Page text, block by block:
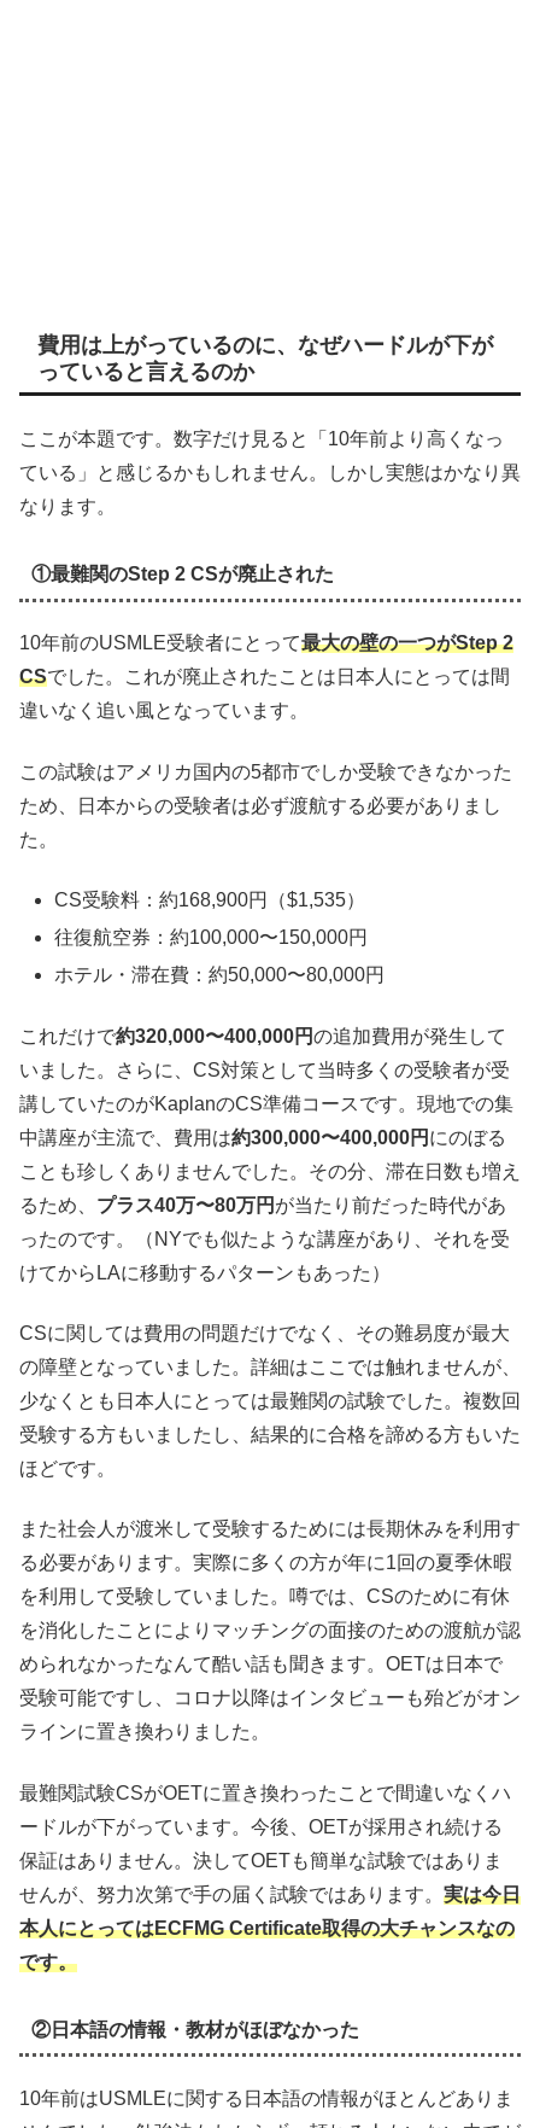
費用は上がっているのに、なぜハードルが下が
っていると言えるのか
ここが本題です。数字だけ見ると「10年前より高くなっ
ている」と感じるかもしれません。しかし実態はかなり異
なります。
①最難関のStep 2 CSが廃止された
10年前のUSMLE受験者にとって最大の壁の一つがStep 2
CSでした。これが廃止されたことは日本人にとっては間
違いなく追い風となっています。
この試験はアメリカ国内の5都市でしか受験できなかった
ため、日本からの受験者は必ず渡航する必要がありまし
た。
CS受験料：約168,900円（$1,535）
往復航空券：約100,000〜150,000円
ホテル・滞在費：約50,000〜80,000円
これだけで約320,000〜400,000円の追加費用が発生して
いました。さらに、CS対策として当時多くの受験者が受
講していたのがKaplanのCS準備コースです。現地での集
中講座が主流で、費用は約300,000〜400,000円 にのぼる
ことも珍しくありませんでした。その分、滞在日数も増え
るため、 プラス40万〜80万円 が当たり前だった時代があ
ったのです。（NYでも似たような講座があり、それを受
けてからLAに移動するパターンもあった）
CSに関しては費用の問題だけでなく、その難易度が最大
の障壁となっていました。詳細はここでは触れませんが、
少なくとも日本人にとっては最難関の試験でした。複数回
受験する方もいましたし、結果的に合格を諦める方もいた
ほどです。
また社会人が渡米して受験するためには長期休みを利用す
る必要があります。実際に多くの方が年に1回の夏季休暇
を利用して受験していました。噂では、CSのために有休
を消化したことによりマッチングの面接のための渡航が認
められなかったなんて酷い話も聞きます。OETは日本で
受験可能ですし、コロナ以降はインタビューも殆どがオン
ラインに置き換わりました。
最難関試験CSがOETに置き換わったことで間違いなくハ
ードルが下がっています。今後、OETが採用され続ける
保証はありません。決してOETも簡単な試験ではありま
せんが、努力次第で手の届く試験ではあります。 実は今日
本人にとってはECFMG Certificate取得の大チャンスなの
です。
②日本語の情報・教材がほぼなかった
10年前はUSMLEに関する日本語の情報がほとんどありま